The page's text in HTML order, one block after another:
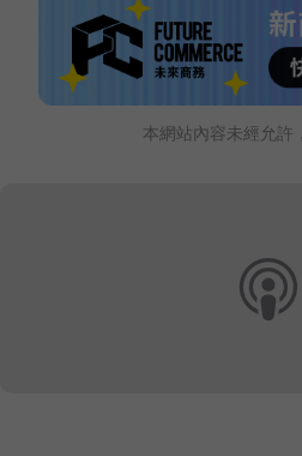
本網站內容未經允許